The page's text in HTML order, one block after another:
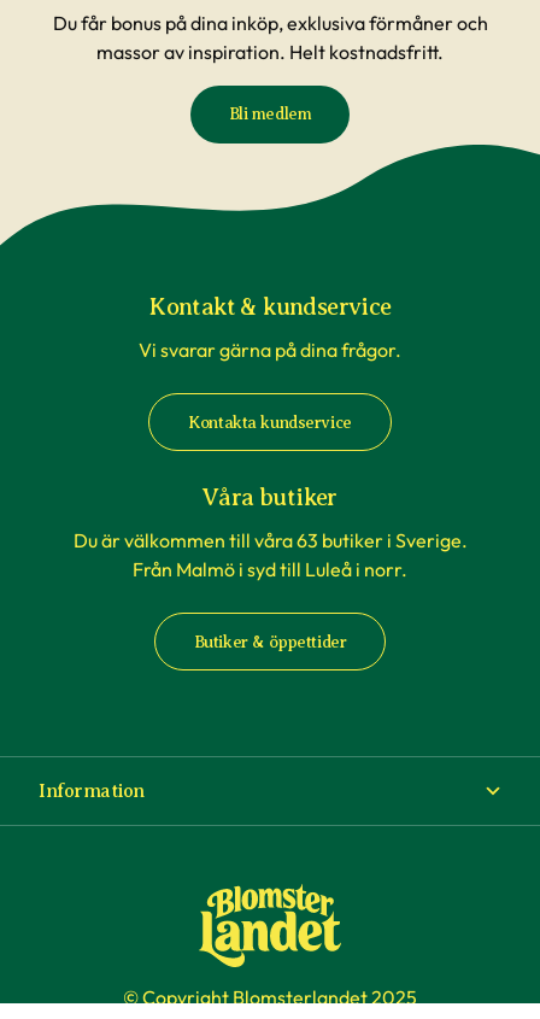
Du får bonus på dina inköp, exklusiva förmåner och
massor av inspiration. Helt kostnadsfritt.
Bli medlem
Kontakt & kundservice
Vi svarar gärna på dina frågor.
Kontakta kundservice
Våra butiker
Du är välkommen till våra 63 butiker i Sverige.
Från Malmö i syd till Luleå i norr.
Butiker & öppettider
Information
Köp- och leveransvillkor
© Copyright Blomsterlandet 2025